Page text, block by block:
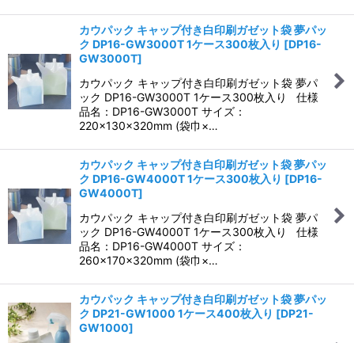
カウパック キャップ付き白印刷ガゼット袋 夢パッ
ク DP16-GW3000T 1ケース300枚入り [DP16-
GW3000T]
カウパック キャップ付き白印刷ガゼット袋 夢パ
ック DP16-GW3000T 1ケース300枚入り 仕様
品名：DP16-GW3000T サイズ：
220×130×320mm (袋巾×…
カウパック キャップ付き白印刷ガゼット袋 夢パッ
ク DP16-GW4000T 1ケース300枚入り [DP16-
GW4000T]
カウパック キャップ付き白印刷ガゼット袋 夢パ
ック DP16-GW4000T 1ケース300枚入り 仕様
品名：DP16-GW4000T サイズ：
260×170×320mm (袋巾×…
カウパック キャップ付き白印刷ガゼット袋 夢パッ
ク DP21-GW1000 1ケース400枚入り [DP21-
GW1000]